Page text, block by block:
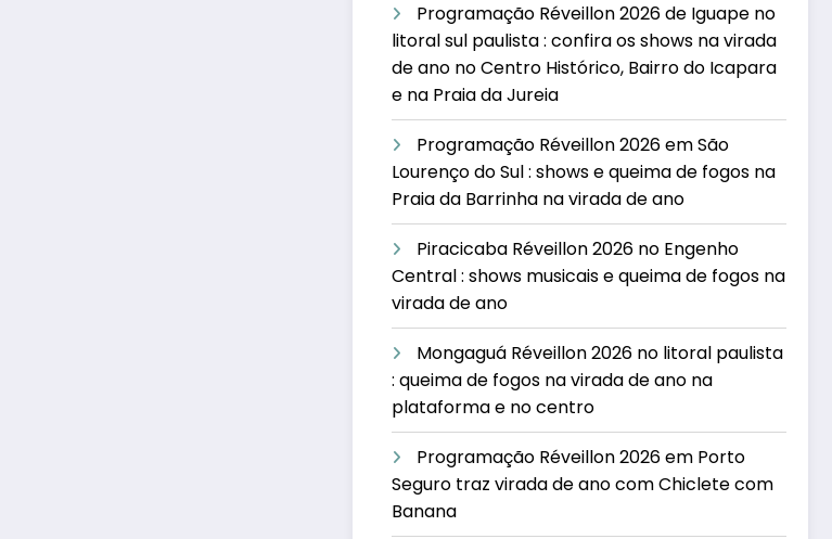
Programação Réveillon 2026 de Iguape no
litoral sul paulista : confira os shows na virada
de ano no Centro Histórico, Bairro do Icapara
e na Praia da Jureia
Programação Réveillon 2026 em São
Lourenço do Sul : shows e queima de fogos na
Praia da Barrinha na virada de ano
Piracicaba Réveillon 2026 no Engenho
Central : shows musicais e queima de fogos na
virada de ano
Mongaguá Réveillon 2026 no litoral paulista
: queima de fogos na virada de ano na
plataforma e no centro
Programação Réveillon 2026 em Porto
Seguro traz virada de ano com Chiclete com
Banana